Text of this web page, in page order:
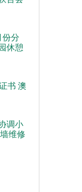
份分
休憩
书 澳
调小
维修